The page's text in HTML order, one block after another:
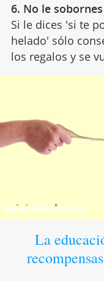
6. No le
Si le dices 'si te
helado' sólo
los regalos y se
La